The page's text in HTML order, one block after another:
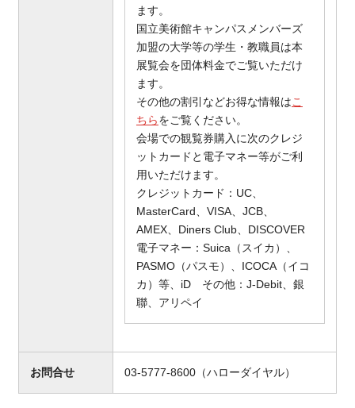
ます。
国立美術館キャンパスメンバーズ
加盟の大学等の学生・教職員は本
展覧会を団体料金でご覧いただけ
ます。
その他の割引などお得な情報はこ
ちらをご覧ください。
会場での観覧券購入に次のクレジ
ットカードと電子マネー等がご利
用いただけます。
クレジットカード：UC、
MasterCard、VISA、JCB、
AMEX、Diners Club、DISCOVER
電子マネー：Suica（スイカ）、
PASMO（パスモ）、ICOCA（イコ
カ）等、iD その他：J-Debit、銀
聯、アリペイ
お問合せ 03-5777-8600（ハローダイヤル）